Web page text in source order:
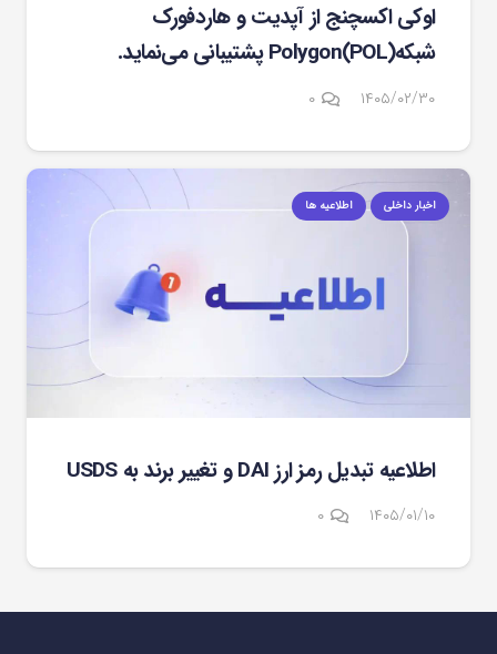
اوکی اکسچنج از آپدیت و هاردفورک
شبکهPolygon(POL) پشتیبانی می‌نماید.
۱۴۰۵/۰۲/۳۰ ۰
اخبار داخلی اطلاعیه ها
اطلاعیه تبدیل رمز ارز DAI و تغییر برند به USDS
۱۴۰۵/۰۱/۱۰ ۰